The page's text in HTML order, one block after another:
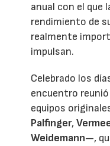
anual con el que
rendimiento de
realmente
impulsan.
Celebrado los
encuentro
equipos
Palfinger,
Weidemann—,